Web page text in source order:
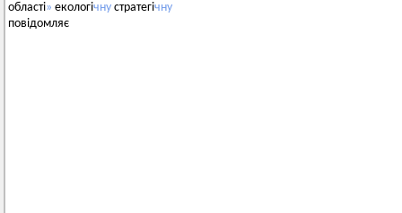
області» екологічну стратегічну
повідомляє